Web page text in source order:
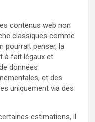
contenus web non
classiques comme
pourrait penser, la
à fait légaux et
données
et des
uniquement via des
estimations, il